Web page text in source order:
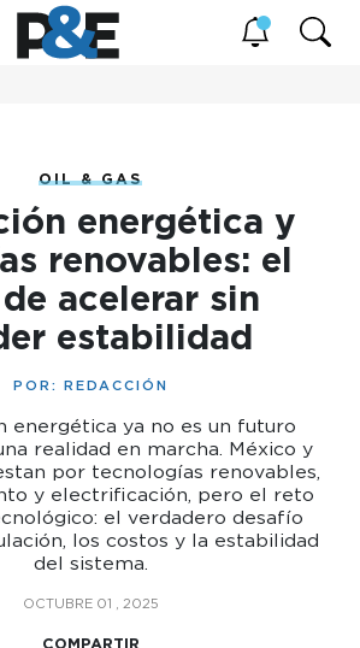
OIL & GAS
energética y
renovables: el
acelerar sin
estabilidad
POR: REDACCIÓN
energética ya no es un futuro
realidad en marcha. México y
por tecnologías renovables,
y electrificación, pero el reto
el verdadero desafío
los costos y la estabilidad
del sistema.
OCTUBRE 01 , 2025
COMPARTIR